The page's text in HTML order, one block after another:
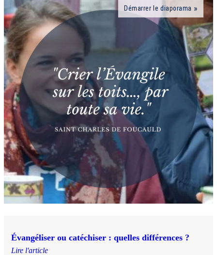
Démarrer le diaporama
Évangéliser ou catéchiser : quelles différences ?
Lire l'article